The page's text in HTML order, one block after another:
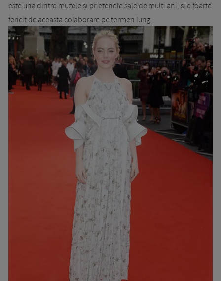
este una dintre muzele si prietenele sale de multi ani, si e foarte
fericit de aceasta colaborare pe termen lung.